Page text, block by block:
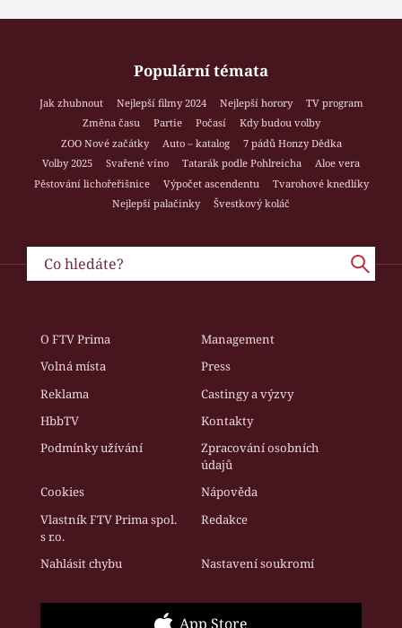
Populární témata
Jak zhubnout Nejlepší filmy 2024 Nejlepší horory
TV program
Změna času
Partie Počasí
Kdy budou volby
ZOO Nové začátky
Auto – katalog
7 pádů Honzy Dědka
Volby 2025
Svařené víno Tatarák podle Pohlreicha
Aloe vera
Pěstování lichořeřišnice
Výpočet ascendentu
Tvarohové knedlíky
Nejlepší palačinky
Švestkový koláč
O FTV Prima
Management
Volná místa
Press
Reklama
Castingy a výzvy
HbbTV
Kontakty
Podmínky užívání
Zpracování osobních
údajů
Cookies
Nápověda
Vlastník FTV Prima spol.
s r.o.
Redakce
Nahlásit chybu Nastavení soukromí
App Store